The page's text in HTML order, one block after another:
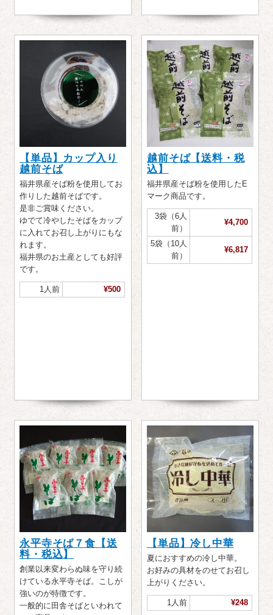
【単品】カップ入り
越前そば
福井県産そば粉を使用してお
作りした越前そばです。
是非ご賞味ください。
ゆでて冷やしたそばをカップ
に入れてお召し上がりにもな
れます。
福井県のお土産としても好評
です。
1人前 ¥500
越前そば【送料・税
込】
福井県産そば粉を使用したE
マーク商品です。
3袋（6人
前）
¥4,700
5袋（10人
前）
¥6,817
永平寺そば７食【送
料・税込】
創業以来変わらぬ味を守り続
けている永平寺そば。こしが
強いのが特徴です。
一般的に田舎そばといわれて
【単品】冷し中華
夏におすすめの冷し中華。
お好みの具材をのせてお召し
上がりください。
1人前 ¥248